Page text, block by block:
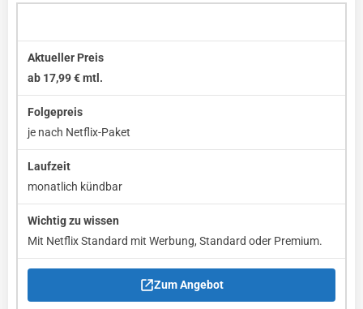
ab 17,99 € mtl.
je nach Netflix-Paket
monatlich kündbar
Mit Netflix Standard mit Werbung, Standard oder Premium.
Zum Angebot